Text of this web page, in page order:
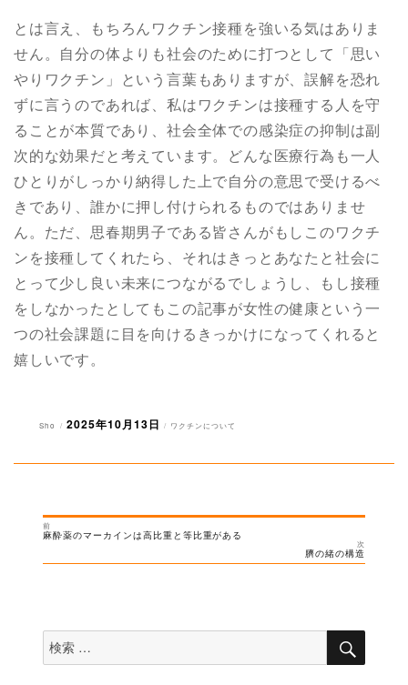
とは言え、もちろんワクチン接種を強いる気はありま
せん。自分の体よりも社会のために打つとして「思い
やりワクチン」という言葉もありますが、誤解を恐れ
ずに言うのであれば、私はワクチンは接種する人を守
ることが本質であり、社会全体での感染症の抑制は副
次的な効果だと考えています。どんな医療行為も一人
ひとりがしっかり納得した上で自分の意思で受けるべ
きであり、誰かに押し付けられるものではありませ
ん。ただ、思春期男子である皆さんがもしこのワクチ
ンを接種してくれたら、それはきっとあなたと社会に
とって少し良い未来につながるでしょうし、もし接種
をしなかったとしてもこの記事が女性の健康という一
つの社会課題に目を向けるきっかけになってくれると
嬉しいです。
投
Sho
投
2025年10月13日
カ
ワクチンについて
投
ー
シ
前
過
去
投
麻酔薬のマーカインは高比重と等比重がある
次
の
臍の緒の構造
索
対
検